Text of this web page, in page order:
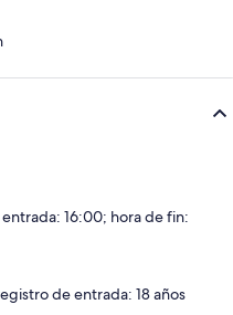
16:00; hora de fin:
de entrada: 18 años